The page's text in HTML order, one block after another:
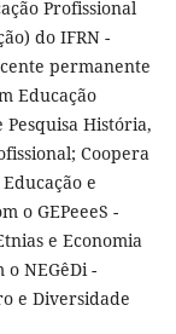
Profissional
do IFRN -
permanente
Educação
História,
Coopera
e
o GEPeeeS -
e Economia
o NEGêDi -
e Diversidade